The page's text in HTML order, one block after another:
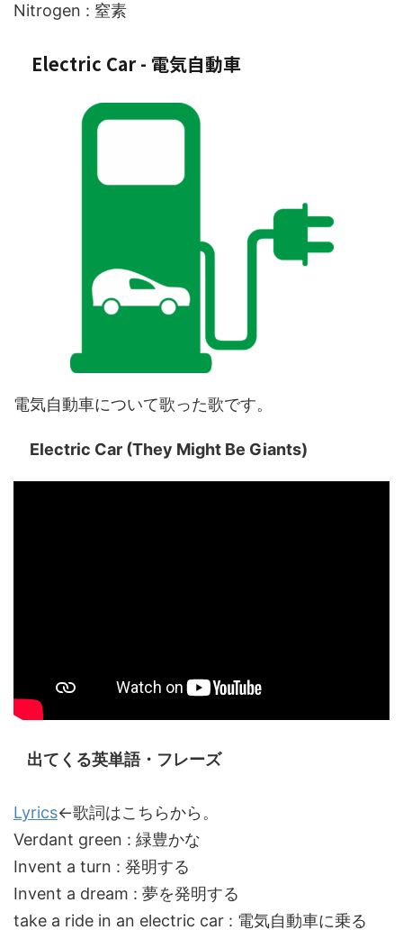
Nitrogen : 窒素
Electric Car - 電気自動車
電気自動車について歌った歌です。
Electric Car (They Might Be Giants)
出てくる英単語・フレーズ
Lyrics←歌詞はこちらから。
Verdant green : 緑豊かな
Invent a turn : 発明する
Invent a dream : 夢を発明する
take a ride in an electric car : 電気自動車に乗る